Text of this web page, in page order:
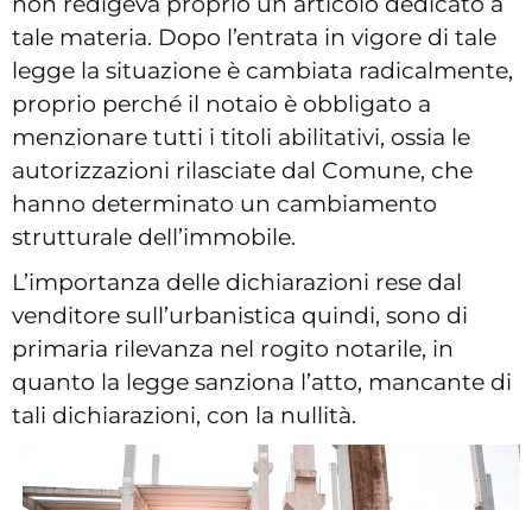
tale materia. Dopo l’entrata in vigore di tale
legge la situazione è cambiata radicalmente,
proprio perché il notaio è obbligato a
menzionare tutti i titoli abilitativi, ossia le
autorizzazioni rilasciate dal Comune, che
hanno determinato un cambiamento
strutturale dell’immobile.
L’importanza delle dichiarazioni rese dal
venditore sull’urbanistica quindi, sono di
primaria rilevanza nel rogito notarile, in
quanto la legge sanziona l’atto, mancante di
tali dichiarazioni, con la nullità.